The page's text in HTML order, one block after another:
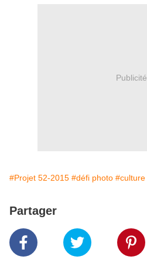
Publicité
#Projet 52-2015 #défi photo #culture
Partager